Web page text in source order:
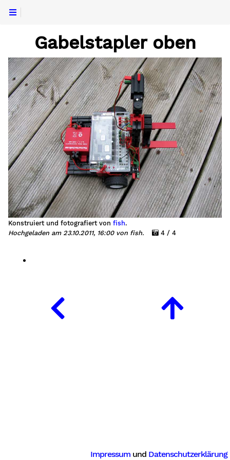
Gabelstapler oben
Konstruiert und fotografiert von fish.
Hochgeladen am 23.10.2011, 16:00 von fish.
4 / 4
Impressum und Datenschutzerklärung